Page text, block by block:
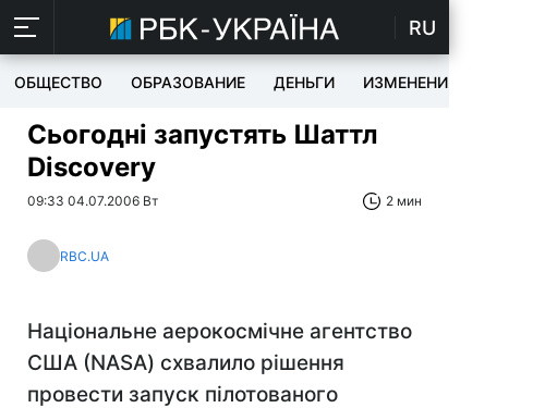
RU
ОБЩЕСТВО ОБРАЗОВАНИЕ ДЕНЬГИ ИЗМЕНЕНИЯ
Сьогодні запустять Шаттл
Discovery
09:33 04.07.2006 Вт 2 мин
RBC.UA
Національне аерокосмічне агентство
США (NASA) схвалило рішення
провести запуск пілотованого